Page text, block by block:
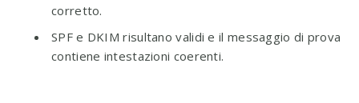
corretto.
SPF e DKIM risultano validi e il messaggio di prova
contiene intestazioni coerenti.